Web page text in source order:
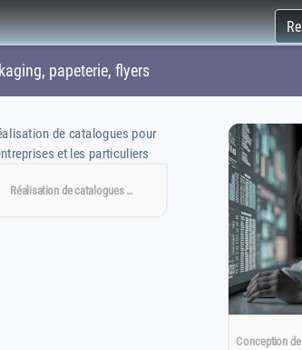
papeterie, flyers
Réalisation de catalogues …
Conception